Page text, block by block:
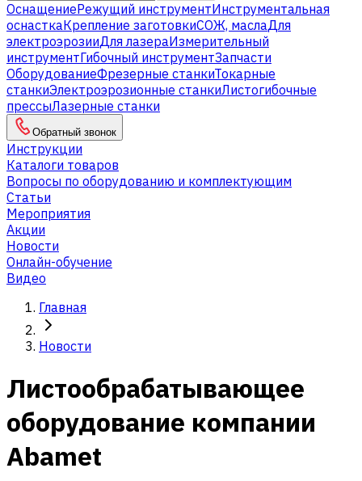
ОснащениеРежущий инструментИнструментальная
оснасткаКрепление заготовкиСОЖ, маслаДля
электроэрозииДля лазераИзмерительный
инструментГибочный инструментЗапчасти
ОборудованиеФрезерные станкиТокарные
станкиЭлектроэрозионные станкиЛистогибочные
прессыЛазерные станки
Обратный звонок
Инструкции
Каталоги товаров
Вопросы по оборудованию и комплектующим
Статьи
Мероприятия
Акции
Новости
Онлайн-обучение
Видео
Главная
Новости
Листообрабатывающее
оборудование компании
Abamet